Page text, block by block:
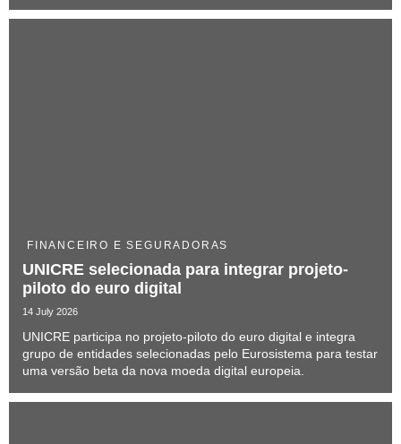
FINANCEIRO E SEGURADORAS
UNICRE selecionada para integrar projeto-
piloto do euro digital
14 July 2026
UNICRE participa no projeto-piloto do euro digital e integra
grupo de entidades selecionadas pelo Eurosistema para testar
uma versão beta da nova moeda digital europeia.